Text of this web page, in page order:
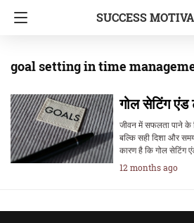
SUCCESS
goal setting in time
गोल सेटिंग
जीवन में सफलता पाने के
बल्कि सही दिशा और
कारण है कि गोल सेटिंग
12 months ago